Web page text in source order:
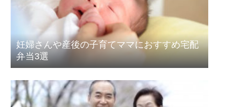
妊婦さんや産後の子育てママにおすすめ宅配
弁当3選